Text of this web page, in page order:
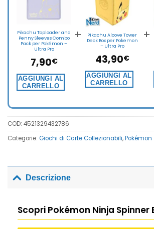
Pikachu Toploader and
Penny Sleeves Combo
Pack per Pokémon –
Ultra Pro
7,90€
AGGIUNGI AL
CARRELLO
+
Pikachu Alcove Tower
Deck Box per Pokemon
– Ultra Pro
43,90€
AGGIUNGI AL
CARRELLO
+
COD: 4521329432786
Categorie: Giochi di Carte Collezionabili,Pokémon
Descrizione
Scopri Pokémon Ninja Spinner